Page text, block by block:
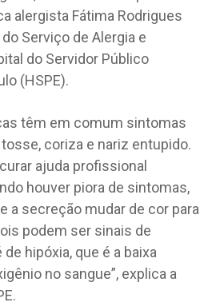
alergista Fátima Rodrigues
Serviço de Alergia e
do Servidor Público
(HSPE).
têm em comum sintomas
coriza e nariz entupido.
ajuda profissional
houver piora de sintomas,
a secreção mudar de cor para
podem ser sinais de
hipóxia, que é a baixa
no sangue”, explica a